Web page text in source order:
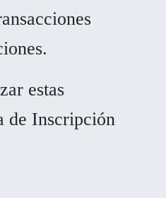
estas
de Inscripción